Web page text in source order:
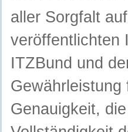
aller Sorgfalt
veröffentlichten
ITZBund und
Genauigkeit,